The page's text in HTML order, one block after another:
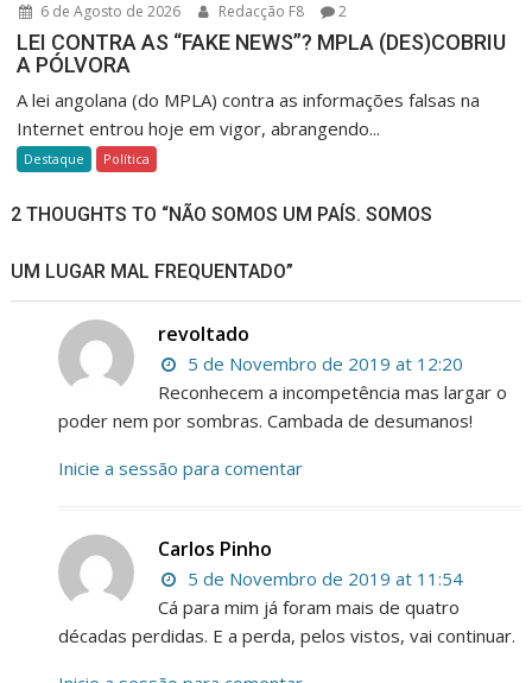
6 de Agosto de 2026 Redacção F8 2
LEI CONTRA AS “FAKE NEWS”? MPLA (DES)COBRIU
A PÓLVORA
A lei angolana (do MPLA) contra as informações falsas na
Internet entrou hoje em vigor, abrangendo...
Destaque Política
2 THOUGHTS TO “NÃO SOMOS UM PAÍS. SOMOS
UM LUGAR MAL FREQUENTADO”
revoltado
5 de Novembro de 2019 at 12:20
Reconhecem a incompetência mas largar o
poder nem por sombras. Cambada de desumanos!
Inicie a sessão para comentar
Carlos Pinho
5 de Novembro de 2019 at 11:54
Cá para mim já foram mais de quatro
décadas perdidas. E a perda, pelos vistos, vai continuar.